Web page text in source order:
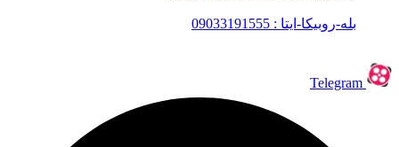
بله-روبیکا-ایتا : 09033191555
Telegram